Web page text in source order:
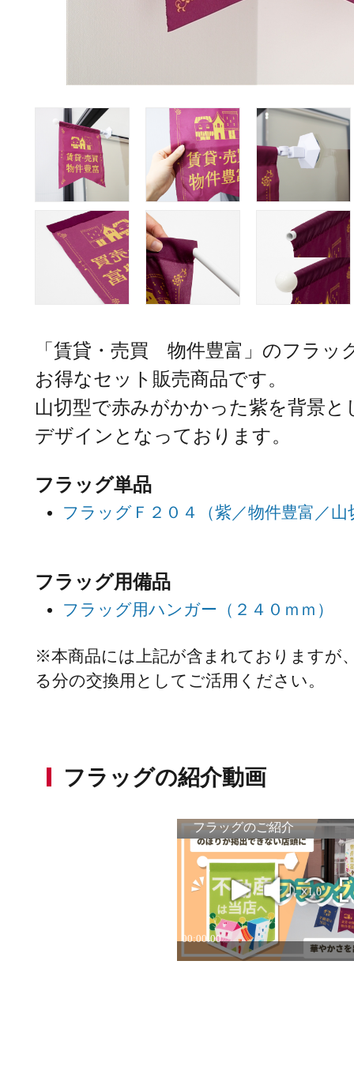
「賃貸・売買 物件豊富」のフラッ
お得なセット販売商品です。
山切型で赤みがかかった紫を背景
デザインとなっております。
フラッグ単品
フラッグＦ２０４（紫／物件豊富／山
フラッグ用備品
フラッグ用ハンガー（２４０ｍｍ）
※本商品には上記が含まれておりますが
る分の交換用としてご活用ください。
フラッグの紹介動画